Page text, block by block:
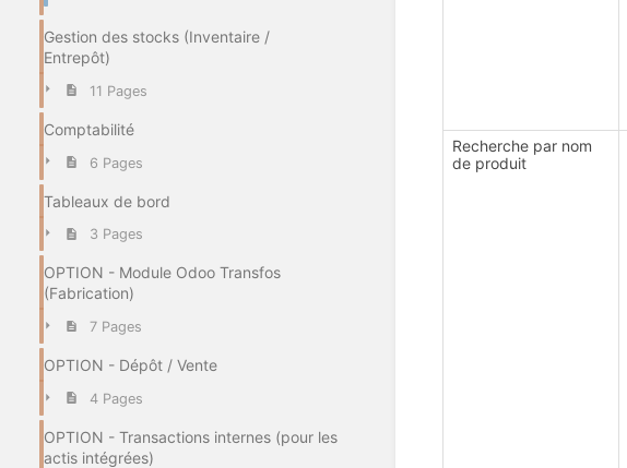
Gestion des stocks (Inventaire /
Entrepôt)
11 Pages
Comptabilité
6 Pages
Tableaux de bord
3 Pages
OPTION - Module Odoo Transfos
(Fabrication)
7 Pages
OPTION - Dépôt / Vente
4 Pages
OPTION - Transactions internes (pour les
actis intégrées)
Recherche par nom
de produit